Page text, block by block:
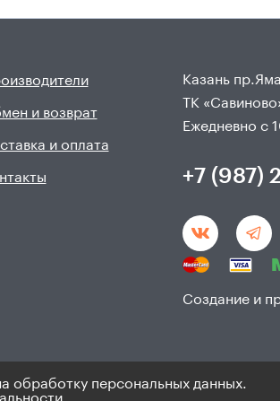
и возврат
и оплата
Казань
ТК
Ежедневно с
+7 (987)
Создание и
по персональным данным и согласие
обработку персональных данных.